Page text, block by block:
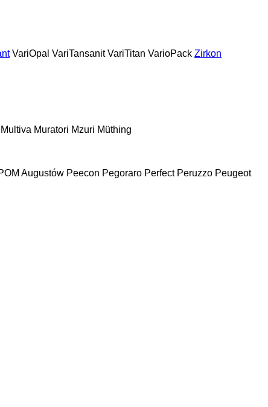
VariOpal VariTansanit VariTitan VarioPack Zirkon
Multiva Muratori Mzuri Müthing
Augustów Peecon Pegoraro Perfect Peruzzo Peugeot